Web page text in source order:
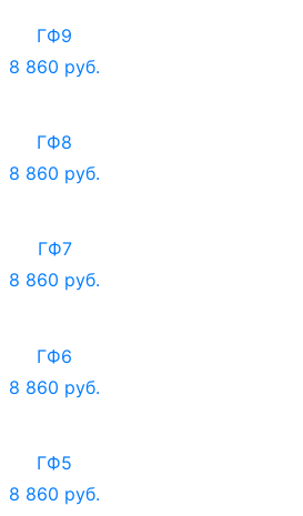
ГФ9
8 860 руб.
ГФ8
8 860 руб.
ГФ7
8 860 руб.
ГФ6
8 860 руб.
ГФ5
8 860 руб.